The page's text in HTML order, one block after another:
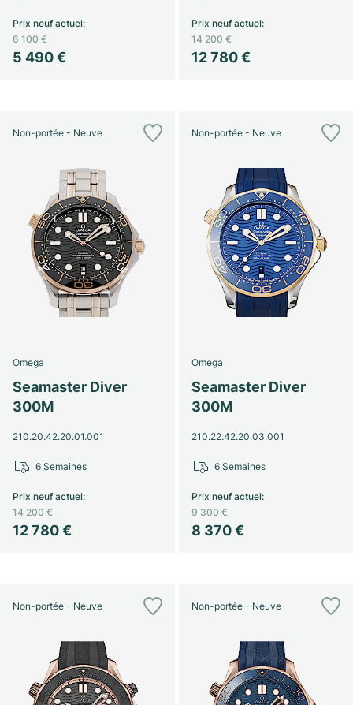
5 490 €
Prix neuf actuel:
6 100 €
12 780 €
Prix neuf actuel:
14 200 €
Non-portée - Neuve
Omega
Seamaster Diver
300M
210.20.42.20.01.001
12 780 €
Prix neuf actuel:
14 200 €
6 Semaines
Non-portée - Neuve
Omega
Seamaster Diver
300M
210.22.42.20.03.001
8 370 €
Prix neuf actuel:
9 300 €
6 Semaines
Non-portée - Neuve Non-portée - Neuve